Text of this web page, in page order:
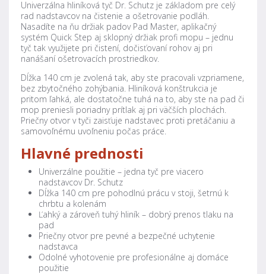
Univerzálna hliníková tyč Dr. Schutz je základom pre celý
rad nadstavcov na čistenie a ošetrovanie podláh.
Nasadíte na ňu držiak padov Pad Master, aplikačný
systém Quick Step aj sklopný držiak profi mopu – jednu
tyč tak využijete pri čistení, dočisťovaní rohov aj pri
nanášaní ošetrovacích prostriedkov.
Dĺžka 140 cm je zvolená tak, aby ste pracovali vzpriamene,
bez zbytočného zohýbania. Hliníková konštrukcia je
pritom ľahká, ale dostatočne tuhá na to, aby ste na pad či
mop preniesli poriadny prítlak aj pri väčších plochách.
Priečny otvor v tyči zaisťuje nadstavec proti pretáčaniu a
samovoľnému uvoľneniu počas práce.
Hlavné prednosti
Univerzálne použitie – jedna tyč pre viacero
nadstavcov Dr. Schutz
Dĺžka 140 cm pre pohodlnú prácu v stoji, šetrnú k
chrbtu a kolenám
Ľahký a zároveň tuhý hliník – dobrý prenos tlaku na
pad
Priečny otvor pre pevné a bezpečné uchytenie
nadstavca
Odolné vyhotovenie pre profesionálne aj domáce
použitie